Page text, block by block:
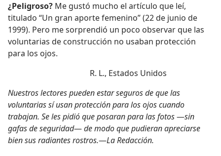
¿Peligroso?
titulado “Un gran aporte femenino” (22 de junio de
1999). Pero me sorprendió un poco observar que las
voluntarias de construcción no usaban protección
para los ojos.
R. L., Estados Unidos
Nuestros lectores pueden estar seguros de que las
voluntarias sí usan protección para los ojos cuando
trabajan. Se les pidió que posaran para las fotos—sin
gafas de seguridad—de modo que pudieran apreciarse
bien sus radiantes rostros.—La Redacción.